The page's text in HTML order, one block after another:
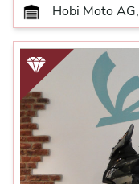
Hobi Moto